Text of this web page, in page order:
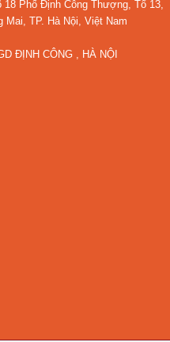
18 Phố Định Công Thượng, Tổ 13,
Mai, TP. Hà Nội, Việt Nam
ĐỊNH CÔNG , HÀ NỘI